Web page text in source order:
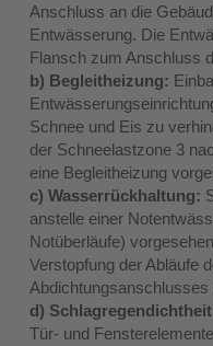
Anschluss an die
Entwässerung. Die
Flansch zum Anschluss
b) Begleitheizung:
Schnee und Eis zu
der Schneelastzone 3
eine Begleitheizung
c) Wasserrückhaltung:
anstelle einer
Notüberläufe)
Verstopfung der Abläufe
Abdichtungsanschlusses
d)
Tür- und